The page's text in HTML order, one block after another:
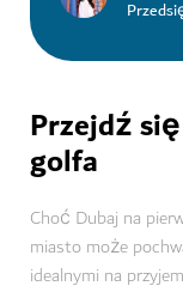
Przejdź
golfa
Choć Dubaj na
miasto może
idealnymi na